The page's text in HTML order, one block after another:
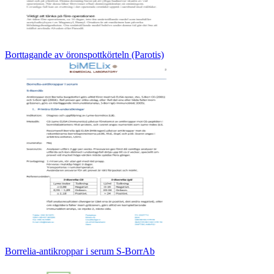
Borttagande av öronspottkörteln (Parotis)
Borrelia-antikroppar i serum S-BorrAb